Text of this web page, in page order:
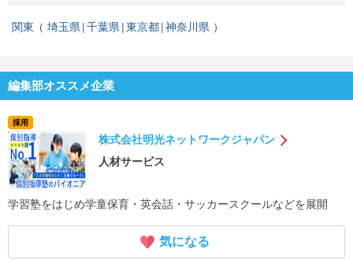
関東 埼玉県 千葉県 東京都 神奈川県
編集部オススメ企業
採用
株式会社明光ネットワークジャパン
人材サービス
学習塾をはじめ学童保育・英会話・サッカースクールなどを展開
気になる